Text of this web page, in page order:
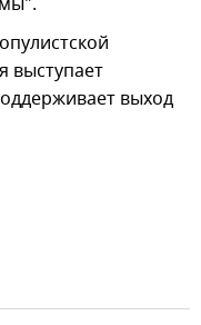
выступает
выход